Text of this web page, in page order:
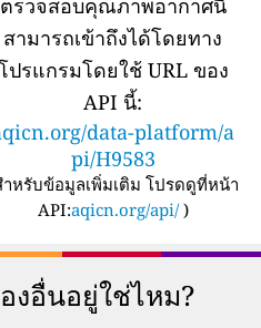
สามารถเข้าถึงได้โดยทาง
ปรแกรมโดยใช้ URL ของ
API นี้:
data-platform/a
pi/H9583
หรับข้อมูลเพิ่มเติม โปรดดูที่หน้า
API:aqicn.org/api/ )
งอื่นอยู่ใช่ไหม?